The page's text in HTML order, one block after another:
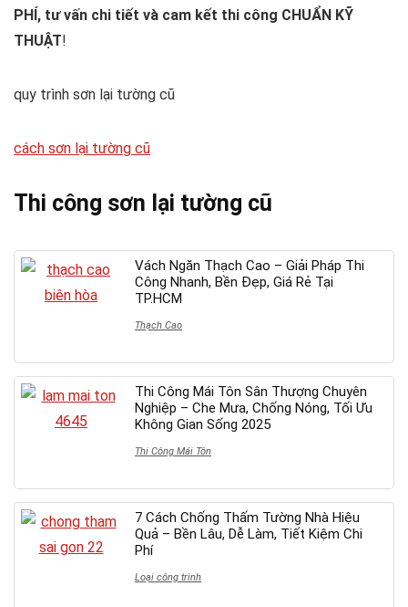
PHÍ, tư vấn chi tiết và cam kết thi công CHUẨN KỸ
THUẬT!
quy trình sơn lại tường cũ
cách sơn lại tường cũ
Thi công sơn lại tường cũ
Vách Ngăn Thạch Cao – Giải Pháp Thi
Công Nhanh, Bền Đẹp, Giá Rẻ Tại
TP.HCM
Thạch Cao
Thi Công Mái Tôn Sân Thượng Chuyên
Nghiệp – Che Mưa, Chống Nóng, Tối Ưu
Không Gian Sống 2025
Thi Công Mái Tôn
7 Cách Chống Thấm Tường Nhà Hiệu
Quả – Bền Lâu, Dễ Làm, Tiết Kiệm Chi
Phí
Loại công trình